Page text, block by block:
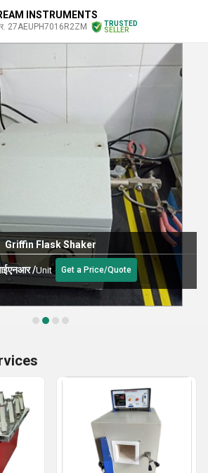
INSTRUMENTS
27AEUPH7016R2ZM
TRUSTED
SELLER
Griffin Flask Shaker
/Unit Get a Price/Quote